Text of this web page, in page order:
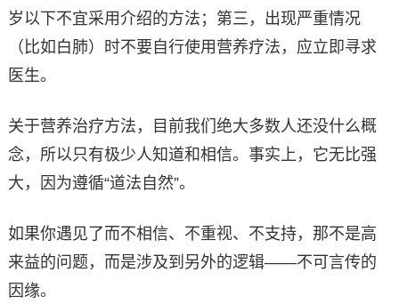
岁以下不宜采用介绍的方法；第三，出现严重情况
（比如白肺）时不要自行使用营养疗法，应立即寻求
医生。
关于营养治疗方法，目前我们绝大多数人还没什么概
念，所以只有极少人知道和相信。事实上，它无比强
大，因为遵循“道法自然”。
如果你遇见了而不相信、不重视、不支持，那不是高
来益的问题，而是涉及到另外的逻辑——不可言传的
因缘。